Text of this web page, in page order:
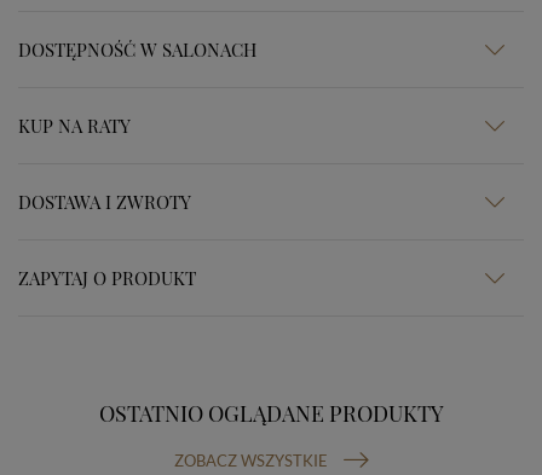
DOSTĘPNOŚĆ W SALONACH
KUP NA RATY
DOSTAWA I ZWROTY
ZAPYTAJ O PRODUKT
OSTATNIO OGLĄDANE PRODUKTY
ZOBACZ WSZYSTKIE